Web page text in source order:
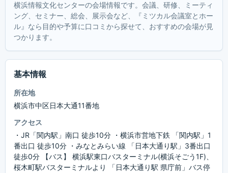
横浜情報文化センターの会場情報です。会議、研修、ミーティ
ング、セミナー、総会、展示会など、『ミツカル会議室とホー
ル』なら目的や予算に口コミから探せて、おすすめの会場が見
つかります。
基本情報
所在地
横浜市中区日本大通11番地
アクセス
・JR「関内駅」南口 徒歩10分 ・横浜市営地下鉄 「関内駅」1
番出口 徒歩10分 ・みなとみらい線 「日本大通り駅」3番出口
徒歩0分 【バス】 横浜駅東口バスターミナル(横浜そごう1F)、
桜木町駅バスターミナルより 「日本大通り駅 県庁前」バス停